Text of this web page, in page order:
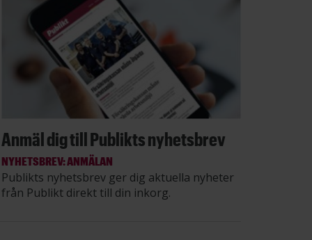
Anmäl dig till Publikts nyhetsbrev
NYHETSBREV: ANMÄLAN
Publikts nyhetsbrev ger dig aktuella nyheter
från Publikt direkt till din inkorg.